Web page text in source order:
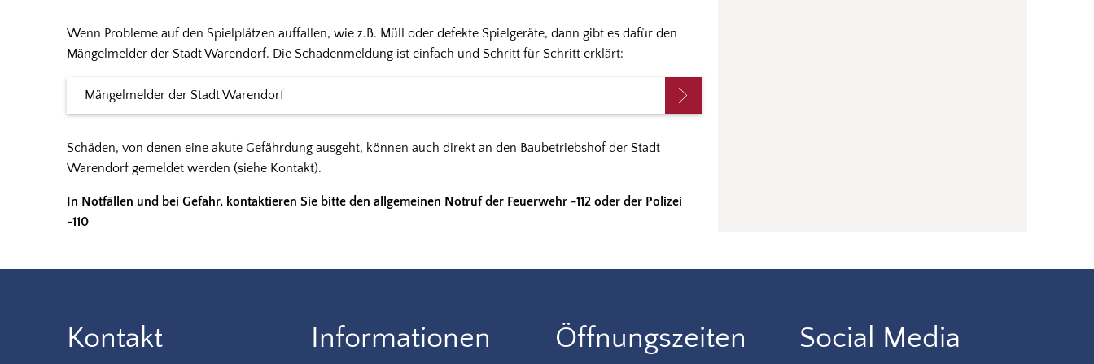
Wenn Probleme auf den Spielplätzen auffallen, wie z.B. Müll oder defekte Spielgeräte, dann gibt es dafür den
Mängelmelder der Stadt Warendorf. Die Schadenmeldung ist einfach und Schritt für Schritt erklärt:
Mängelmelder der Stadt Warendorf
Schäden, von denen eine akute Gefährdung ausgeht, können auch direkt an den Baubetriebshof der Stadt
Warendorf gemeldet werden (siehe Kontakt).
In Notfällen und bei Gefahr, kontaktieren Sie bitte den allgemeinen Notruf der Feuerwehr -112 oder der Polizei
-110
Kontakt Informationen Öffnungszeiten Social Media